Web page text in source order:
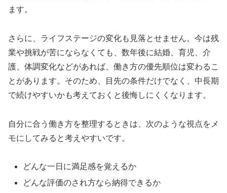
ます。
さらに、ライフステージの変化も見落とせません。今は残
業や挑戦が苦にならなくても、数年後に結婚、育児、介
護、体調変化などがあれば、働き方の優先順位は変わるこ
とがあります。そのため、目先の条件だけでなく、中長期
で続けやすいかも考えておくと後悔しにくくなります。
自分に合う働き方を整理するときは、次のような視点をメ
モにしてみると考えやすいです。
どんな一日に満足感を覚えるか
どんな評価のされ方なら納得できるか